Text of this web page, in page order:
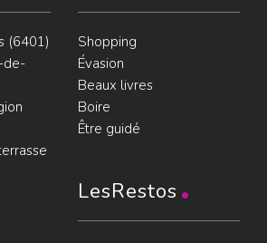
(6401)
de-
Shopping
Évasion
Beaux livres
Boire
Être guidé
LesRestos